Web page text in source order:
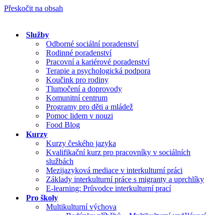
Přeskočit na obsah
Služby
Odborné sociální poradenství
Rodinné poradenství
Pracovní a kariérové poradenství
Terapie a psychologická podpora
Koučink pro rodiny
Tlumočení a doprovody
Komunitní centrum
Programy pro děti a mládež
Pomoc lidem v nouzi
Food Blog
Kurzy
Kurzy českého jazyka
Kvalifikační kurz pro pracovníky v sociálních
službách
Mezijazyková mediace v interkulturní práci
Základy interkulturní práce s migranty a uprchlíky
E-learning: Průvodce interkulturní prací
Pro školy
Multikulturní výchova